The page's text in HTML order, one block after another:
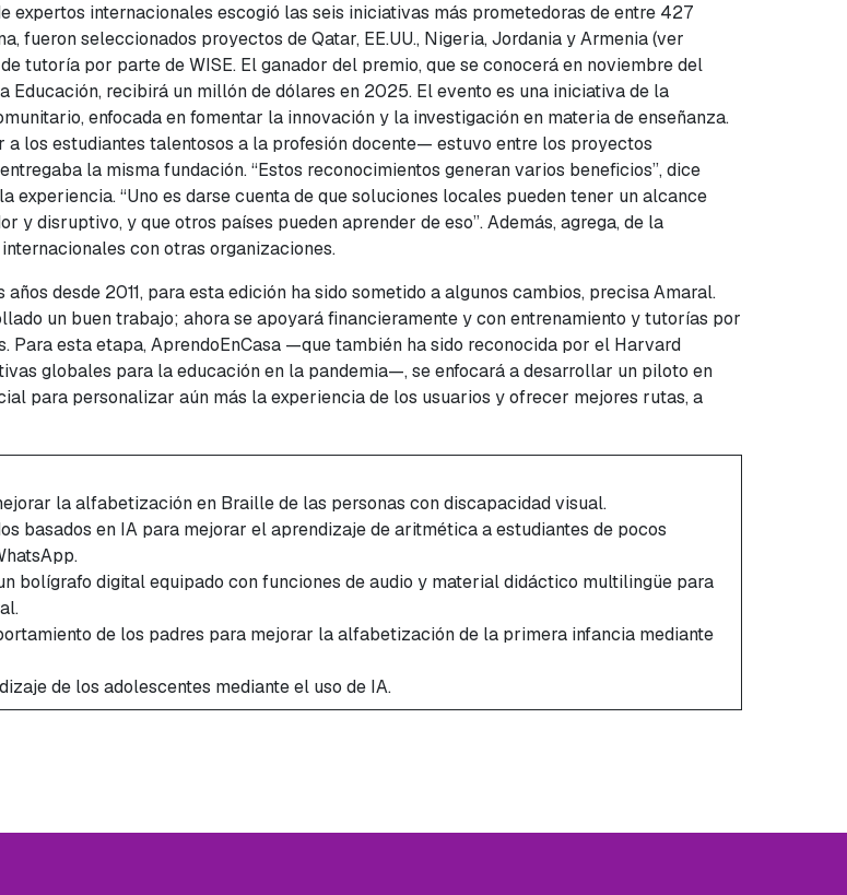
expertos internacionales escogió las seis iniciativas más prometedoras de entre 427
fueron seleccionados proyectos de Qatar, EE.UU., Nigeria, Jordania y Armenia (ver
tutoría por parte de WISE. El ganador del premio, que se conocerá en noviembre del
recibirá un millón de dólares en 2025. El evento es una iniciativa de la
enfocada en fomentar la innovación y la investigación en materia de enseñanza.
los estudiantes talentosos a la profesión docente— estuvo entre los proyectos
la misma fundación. “Estos reconocimientos generan varios beneficios”, dice
“Uno es darse cuenta de que soluciones locales pueden tener un alcance
y disruptivo, y que otros países pueden aprender de eso”. Además, agrega, de la
con otras organizaciones.
desde 2011, para esta edición ha sido sometido a algunos cambios, precisa Amaral.
un buen trabajo; ahora se apoyará financieramente y con entrenamiento y tutorías por
Para esta etapa, AprendoEnCasa —que también ha sido reconocida por el Harvard
globales para la educación en la pandemia—, se enfocará a desarrollar un piloto en
para personalizar aún más la experiencia de los usuarios y ofrecer mejores rutas, a
la alfabetización en Braille de las personas con discapacidad visual.
basados en IA para mejorar el aprendizaje de aritmética a estudiantes de pocos
bolígrafo digital equipado con funciones de audio y material didáctico multilingüe para
de los padres para mejorar la alfabetización de la primera infancia mediante
de los adolescentes mediante el uso de IA.